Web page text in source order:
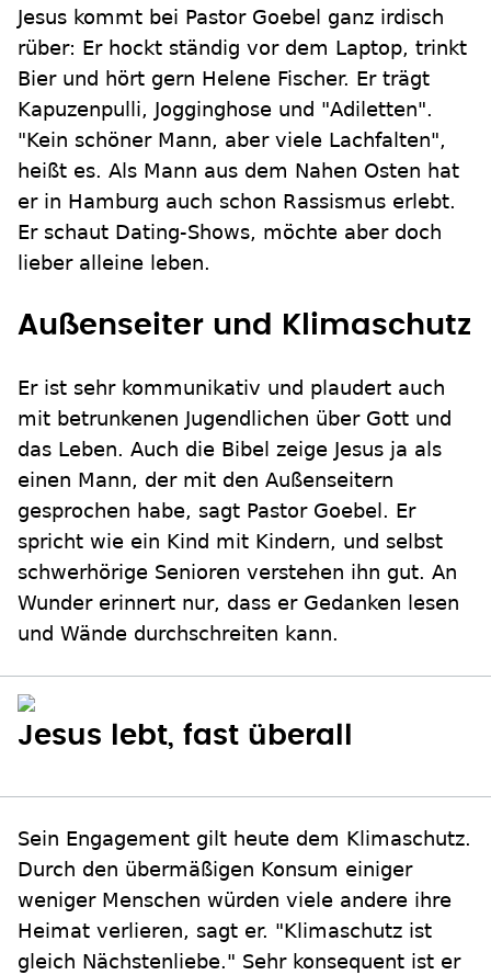
Jesus kommt bei Pastor Goebel ganz irdisch
rüber: Er hockt ständig vor dem Laptop, trinkt
Bier und hört gern Helene Fischer. Er trägt
Kapuzenpulli, Jogginghose und "Adiletten".
"Kein schöner Mann, aber viele Lachfalten",
heißt es. Als Mann aus dem Nahen Osten hat
er in Hamburg auch schon Rassismus erlebt.
Er schaut Dating-Shows, möchte aber doch
lieber alleine leben.
Außenseiter und Klimaschutz
Er ist sehr kommunikativ und plaudert auch
mit betrunkenen Jugendlichen über Gott und
das Leben. Auch die Bibel zeige Jesus ja als
einen Mann, der mit den Außenseitern
gesprochen habe, sagt Pastor Goebel. Er
spricht wie ein Kind mit Kindern, und selbst
schwerhörige Senioren verstehen ihn gut. An
Wunder erinnert nur, dass er Gedanken lesen
und Wände durchschreiten kann.
Jesus lebt, fast überall
Sein Engagement gilt heute dem Klimaschutz.
Durch den übermäßigen Konsum einiger
weniger Menschen würden viele andere ihre
Heimat verlieren, sagt er. "Klimaschutz ist
gleich Nächstenliebe." Sehr konsequent ist er